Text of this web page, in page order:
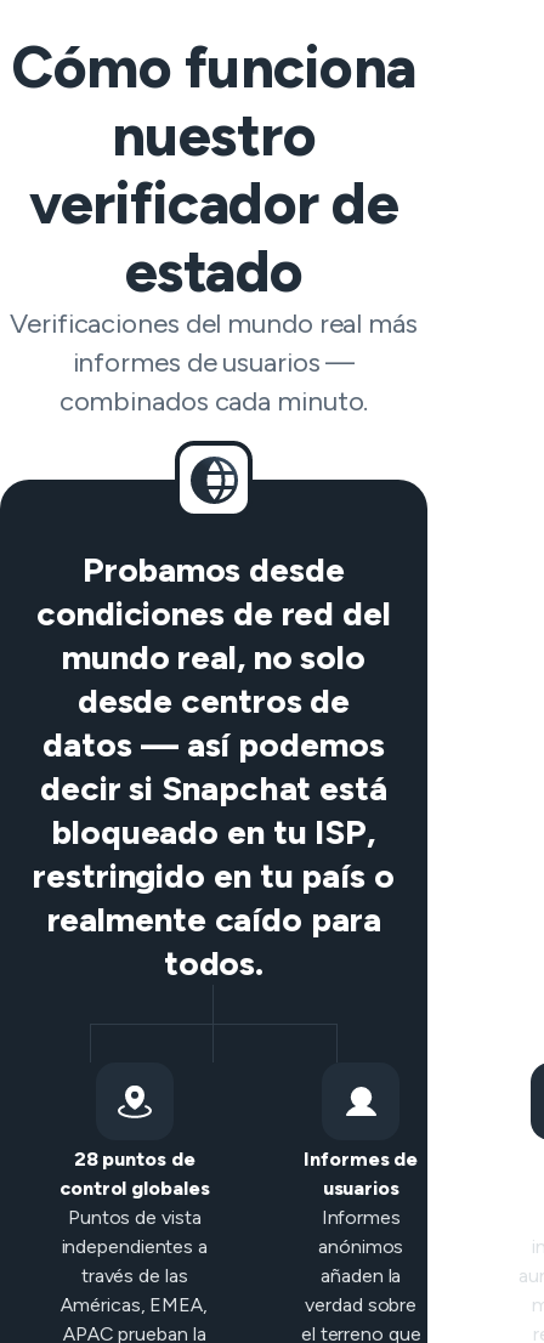
Cómo funciona
nuestro
verificador de
estado
Verificaciones del mundo real más
informes de usuarios —
combinados cada minuto.
Probamos desde
condiciones de red del
mundo real, no solo
desde centros de
datos — así podemos
decir si Snapchat está
bloqueado en tu ISP,
restringido en tu país o
realmente caído para
todos.
28 puntos de
control globales
Puntos de vista
independientes a
través de las
Américas, EMEA,
APAC prueban la
Informes de
usuarios
Informes
anónimos
añaden la
verdad sobre
el terreno que